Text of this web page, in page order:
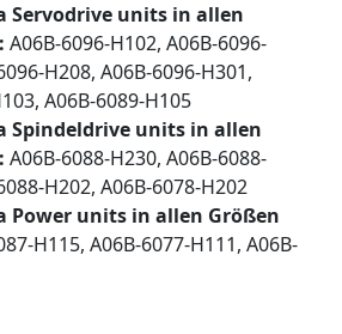
Servodrive units in allen
A06B-6096-H102, A06B-6096-
H208, A06B-6096-H301,
A06B-6089-H105
Spindeldrive units in allen
A06B-6088-H230, A06B-6088-
H202, A06B-6078-H202
Power units in allen Größen
H115, A06B-6077-H111, A06B-